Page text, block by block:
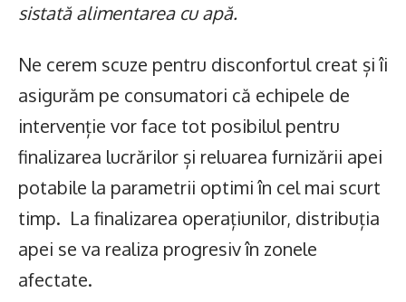
sistată alimentarea cu apă.
Ne cerem scuze pentru disconfortul creat și îi
asigurăm pe consumatori că echipele de
intervenție vor face tot posibilul pentru
finalizarea lucrărilor și reluarea furnizării apei
potabile la parametrii optimi în cel mai scurt
timp. La finalizarea operațiunilor, distribuția
apei se va realiza progresiv în zonele
afectate.